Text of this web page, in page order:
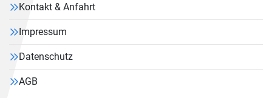
Kontakt & Anfahrt
Impressum
Datenschutz
AGB